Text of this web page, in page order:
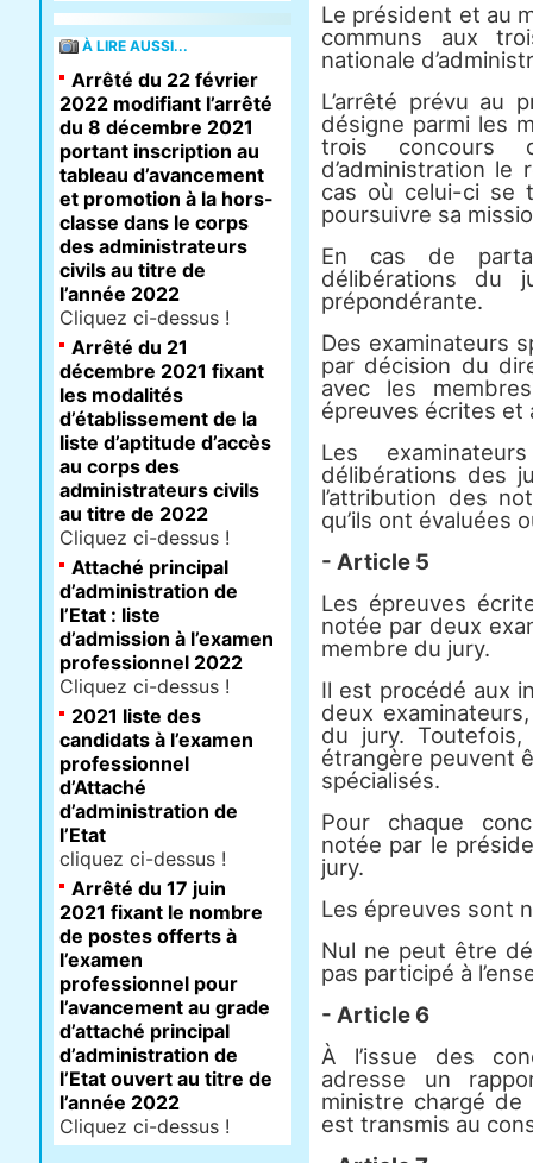
Le président et au
communs aux
nationale
L’arrêté prévu au
désigne parmi les
trois concours
d’administration
cas où celui-ci se
poursuivre sa
En cas de
délibérations du
prépondérante.
Des examinateurs
par décision du
avec les
épreuves écrites et
Les
délibérations des
l’attribution des
qu’ils ont évaluées
- Article 5
Les épreuves
notée par deux
membre du jury.
Il est procédé aux
deux
du jury.
étrangère peuvent
spécialisés.
Pour chaque
notée par le
jury.
Les épreuves sont
Nul ne peut être
pas participé à
- Article 6
À l’issue des
adresse un
ministre chargé
est transmis au
À LIRE AUSSI...
Arrêté du 22 février
2022 modifiant l’arrêté
du 8 décembre 2021
portant inscription au
tableau d’avancement
et promotion à la hors-
classe dans le corps
des administrateurs
civils au titre de
l’année 2022
Cliquez ci-dessus !
Arrêté du 21
décembre 2021 fixant
les modalités
d’établissement de la
liste d’aptitude d’accès
au corps des
administrateurs civils
au titre de 2022
Cliquez ci-dessus !
Attaché principal
d’administration de
l’Etat : liste
d’admission à l’examen
professionnel 2022
Cliquez ci-dessus !
2021 liste des
candidats à l’examen
professionnel
d’Attaché
d’administration de
l’Etat
cliquez ci-dessus !
Arrêté du 17 juin
2021 fixant le nombre
de postes offerts à
l’examen
professionnel pour
l’avancement au grade
d’attaché principal
d’administration de
l’Etat ouvert au titre de
l’année 2022
Cliquez ci-dessus !